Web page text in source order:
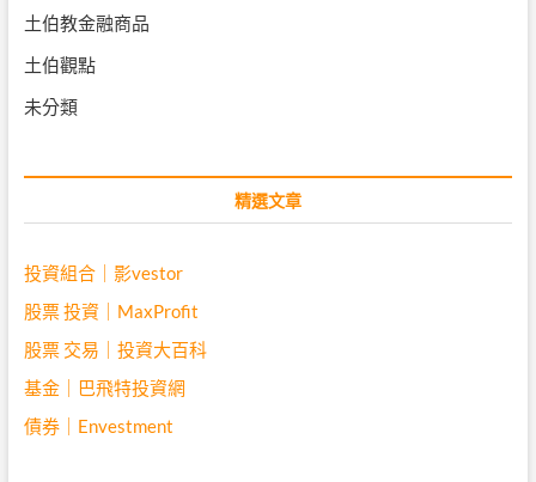
土伯教金融商品
土伯觀點
未分類
精選文章
投資組合｜影vestor
股票 投資｜MaxProfit
股票 交易｜投資大百科
基金｜巴飛特投資網
債券｜Envestment